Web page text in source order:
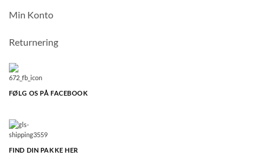
Min Konto
Returnering
FØLG OS PÅ FACEBOOK
FIND DIN PAKKE HER